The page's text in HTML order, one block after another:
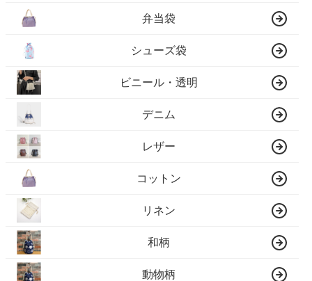
弁当袋
シューズ袋
ビニール・透明
デニム
レザー
コットン
リネン
和柄
動物柄